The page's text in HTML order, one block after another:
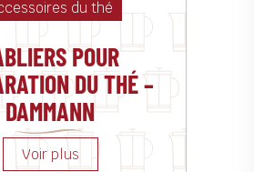
du thé
POUR
DU THÉ –
DAMMANN